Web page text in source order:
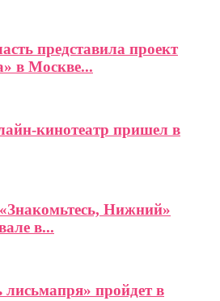
представила проект
в Москве...
кинотеатр пришел в
Нижний»
в...
пройдет в